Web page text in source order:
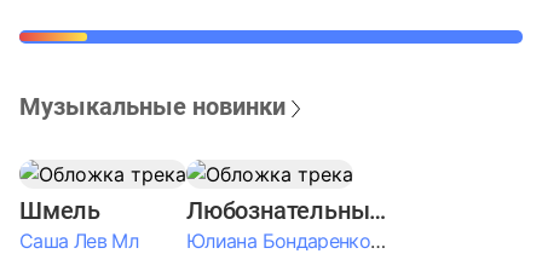
Музыкальные новинки
Шмель
Саша Лев Мл
Любознательные Дети
Юлиана Бондаренко & Амелия Колпакова & Егор Егоров & Валерия Шевченко & Ксюша Косичкина